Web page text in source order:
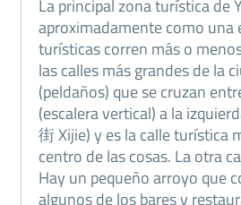
La principal zona turística de
aproximadamente como una
turísticas corren más o
las calles más grandes de la
(peldaños) que se cruzan
(escalera vertical) a la
街 Xijie) y es la calle turística
centro de las cosas. La otra
Hay un pequeño arroyo que
algunos de los bares y